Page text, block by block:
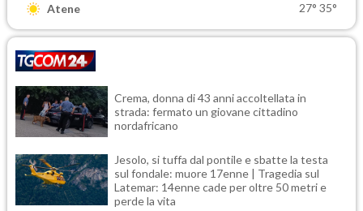
Atene 27° 35°
Crema, donna di 43 anni accoltellata in
strada: fermato un giovane cittadino
nordafricano
Jesolo, si tuffa dal pontile e sbatte la testa
sul fondale: muore 17enne | Tragedia sul
Latemar: 14enne cade per oltre 50 metri e
perde la vita